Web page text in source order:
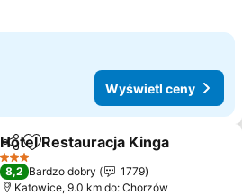
Wyświetl ceny
Udostępnij
Dodaj do ulubionych
Hotel Restauracja Kinga
3 Kategoria
8,2 Bardzo dobry
1779
Katowice, 9.0 km do: Chorzów